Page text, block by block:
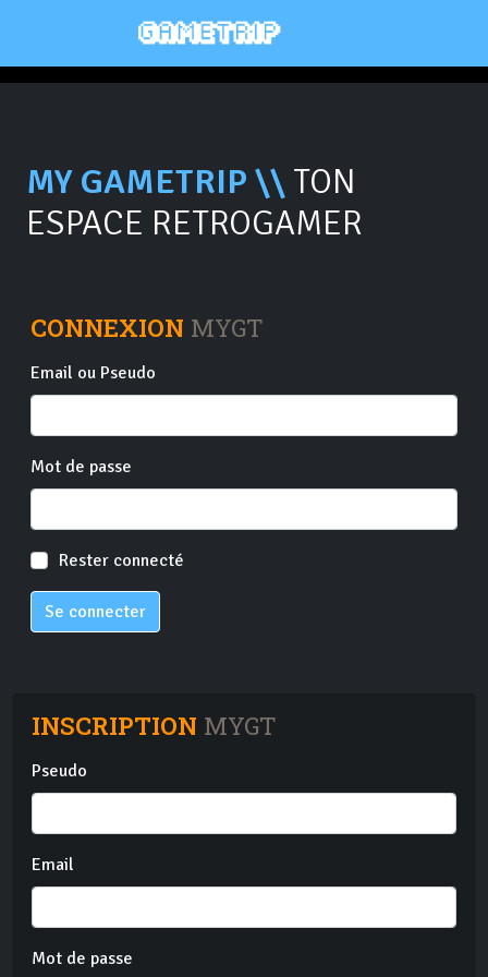
MY GAMETRIP \\ TON
ESPACE RETROGAMER
CONNEXION MYGT
Email ou Pseudo
Mot de passe
Rester connecté
Se connecter
INSCRIPTION MYGT
Pseudo
Email
Mot de passe